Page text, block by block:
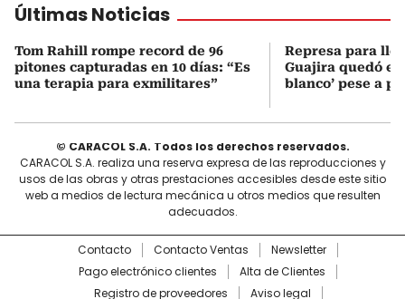
Últimas Noticias
Tom Rahill rompe record de 96
pitones capturadas en 10 días: “Es
una terapia para exmilitares”
Represa para
Guajira quedó en
blanco’ pese a
© CARACOL S.A. Todos los derechos reservados.
CARACOL S.A. realiza una reserva expresa de las reproducciones y
usos de las obras y otras prestaciones accesibles desde este sitio
web a medios de lectura mecánica u otros medios que resulten
adecuados.
Contacto Contacto Ventas
Newsletter
Pago electrónico clientes
Alta de Clientes
Registro de proveedores
Aviso legal